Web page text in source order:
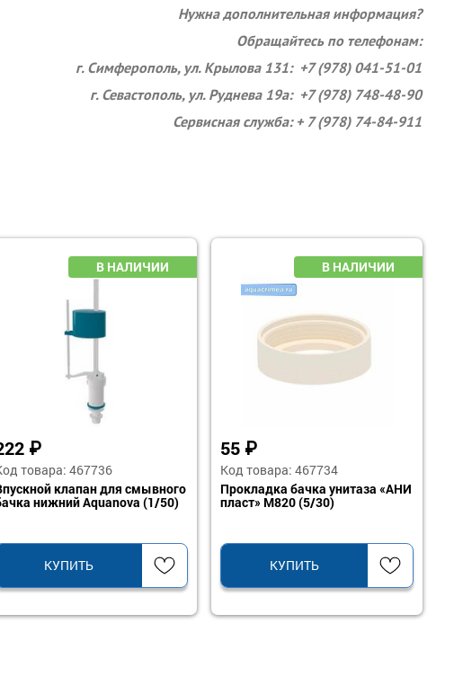
Нужна дополнительная информация?
Обращайтесь по телефонам:
г. Симферополь, ул. Крылова 131: +7 (978) 041-51-01
г. Севастополь, ул. Руднева 19а: +7 (978) 748-48-90
Сервисная служба: + 7 (978) 74-84-911
₽
товара: 467736
клапан для смывного
нижний Aquanova (1/50)
КУПИТЬ
55 ₽
Код товара: 467734
Прокладка бачка унитаза «АНИ
пласт» M820 (5/30)
КУПИТЬ